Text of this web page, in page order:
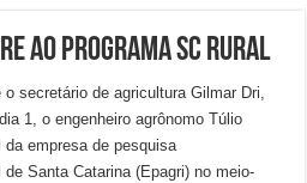
ao Programa SC Rural
secretário de agricultura Gilmar Dri,
1, o engenheiro agrônomo Túlio
empresa de pesquisa
Santa Catarina (Epagri) no meio-